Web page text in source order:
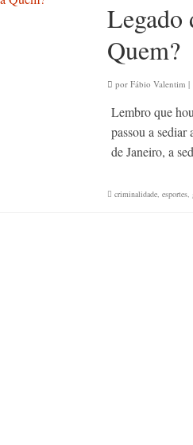
Legado
Quem?
por Fábio Valentim |
Lembro que
passou a
de Janeiro, a
criminalidade, esportes,